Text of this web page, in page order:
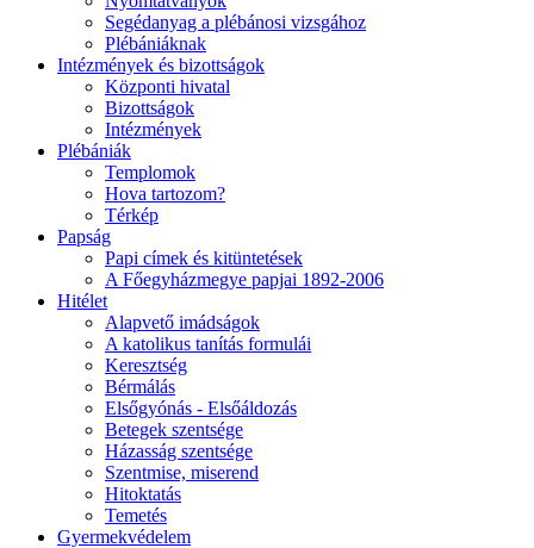
Segédanyag a plébánosi vizsgához
Plébániáknak
Intézmények és bizottságok
Központi hivatal
Bizottságok
Intézmények
Plébániák
Templomok
Hova tartozom?
Térkép
Papság
Papi címek és kitüntetések
A Főegyházmegye papjai 1892-2006
Hitélet
Alapvető imádságok
A katolikus tanítás formulái
Keresztség
Bérmálás
Elsőgyónás - Elsőáldozás
Betegek szentsége
Házasság szentsége
Szentmise, miserend
Hitoktatás
Temetés
Gyermekvédelem